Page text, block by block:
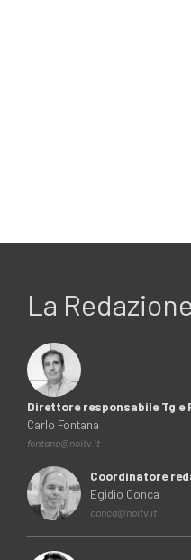
La Redazione
Direttore responsabile Tg e
Carlo Fontana
fontana@noitv.it
Coordinatore
Egidio Conca
conca@noitv.it